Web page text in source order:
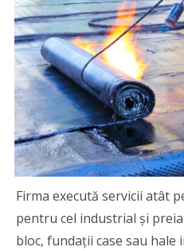
Firma execută servicii atât
pentru cel industrial și
bloc, fundații case sau hale